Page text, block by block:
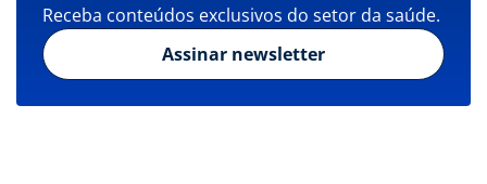
Receba conteúdos exclusivos do setor da saúde.
Assinar newsletter